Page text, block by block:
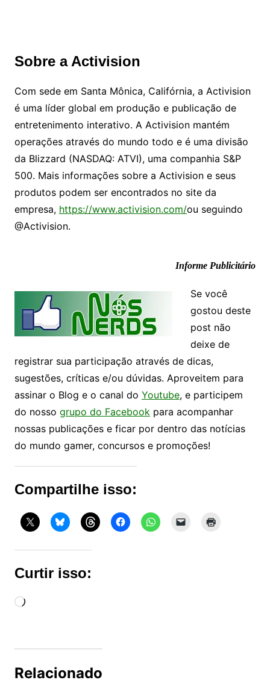
Sobre a Activision
Com sede em Santa Mônica, Califórnia, a Activision
é uma líder global em produção e publicação de
entretenimento interativo. A Activision mantém
operações através do mundo todo e é uma divisão
da Blizzard (NASDAQ: ATVI), uma companhia S&P
500. Mais informações sobre a Activision e seus
produtos podem ser encontrados no site da
empresa, https://www.activision.com/ou seguindo
@Activision.
Informe Publicitário
Se você
gostou deste
post não
deixe de
registrar sua participação através de dicas,
sugestões, críticas e/ou dúvidas. Aproveitem para
assinar o Blog e o canal do Youtube, e participem
do nosso grupo do Facebookpara acompanhar
nossas publicações e ficar por dentro das notícias
do mundo gamer, concursos e promoções!
Compartilhe isso:
Curtir isso:
Carregando...
Relacionado